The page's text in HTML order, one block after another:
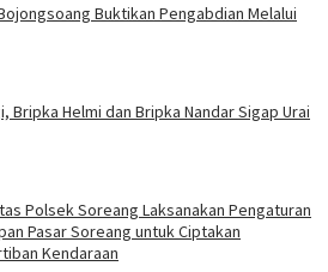
Buktikan Pengabdian Melalui
Bripka Helmi dan Bripka Nandar Sigap Urai
Polsek Soreang Laksanakan Pengaturan
Pasar Soreang untuk Ciptakan
Kendaraan